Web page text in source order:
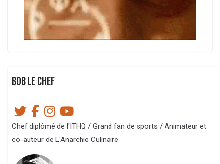
BOB LE CHEF
Chef diplômé de l'ITHQ / Grand fan de sports / Animateur et
co-auteur de L'Anarchie Culinaire